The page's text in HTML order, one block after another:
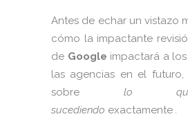
Antes de echar un vistazo
cómo la impactante
de Google impactará a
las agencias en el
sobre lo
sucediendo exactamente .